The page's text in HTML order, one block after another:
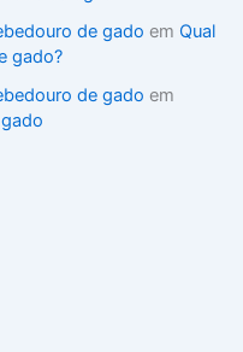
de gado em Qual
gado?
de gado em